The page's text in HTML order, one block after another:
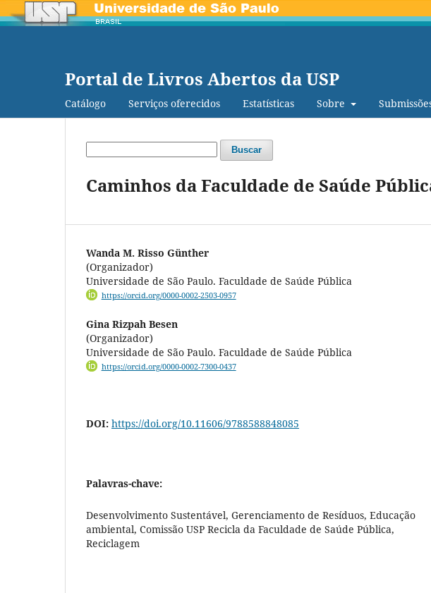
Portal de Livros Abertos da USP
Catálogo Serviços oferecidos Estatísticas Sobre
Buscar
Caminhos da Faculdade de Saúde
Wanda M. Risso Günther
(Organizador)
Universidade de São Paulo. Faculdade de Saúde Pública
https://orcid.org/0000-0002-2503-0957
Gina Rizpah Besen
(Organizador)
Universidade de São Paulo. Faculdade de Saúde Pública
https://orcid.org/0000-0002-7300-0437
DOI: https://doi.org/10.11606/9788588848085
Palavras-chave:
Desenvolvimento Sustentável, Gerenciamento de Resíduos, Educação
ambiental, Comissão USP Recicla da Faculdade de Saúde Pública,
Reciclagem